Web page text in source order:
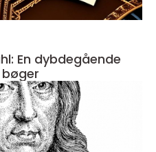
En dybdegående